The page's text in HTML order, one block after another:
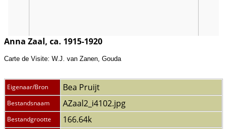
Anna Zaal, ca. 1915-1920
Carte de Visite: W.J. van Zanen, Gouda
Eigenaar/Bron Bea Pruijt
Bestandsnaam AZaal2_i4102.jpg
Bestandgrootte 166.64k